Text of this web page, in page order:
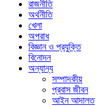
রাজনীতি
অর্থনীতি
খেলা
অপরাধ
বিজ্ঞান ও প্রযুক্তি
বিনোদন
অন্যান্য
সম্পাদকীয়
প্রবাস জীবন
আইন আদালত